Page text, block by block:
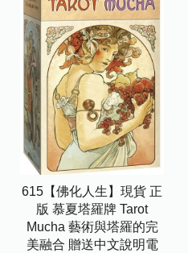
615【佛化人生】現貨 正
版 慕夏塔羅牌 Tarot
Mucha 藝術與塔羅的完
美融合 贈送中文說明電